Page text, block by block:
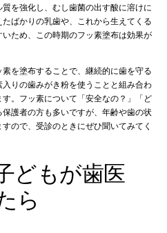
を強化し、むし歯菌の出す酸に溶けに
ばかりの乳歯や、これから生えてくる
ため、この時期のフッ素塗布は効果が
を塗布することで、継続的に歯を守る
りの歯みがき粉を使うことと組み合わ
。フッ素について「安全なの？」「ど
護者の方も多いですが、年齢や歯の状
ので、受診のときにぜひ聞いてみてく
どもが歯医
ら